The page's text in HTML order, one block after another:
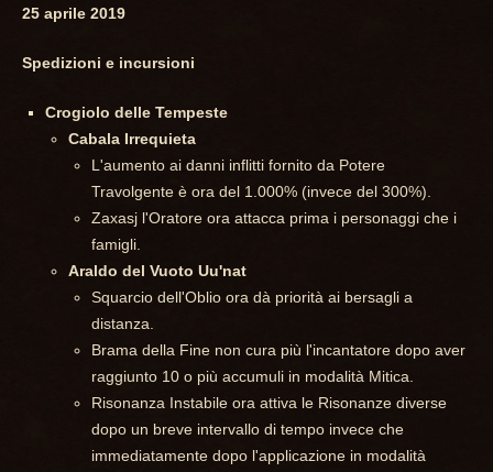
25 aprile 2019
Spedizioni e incursioni
Crogiolo delle Tempeste
Cabala Irrequieta
L'aumento ai danni inflitti fornito da Potere
Travolgente è ora del 1.000% (invece del 300%).
Zaxasj l'Oratore ora attacca prima i personaggi che i
famigli.
Araldo del Vuoto Uu'nat
Squarcio dell'Oblio ora dà priorità ai bersagli a
distanza.
Brama della Fine non cura più l'incantatore dopo aver
raggiunto 10 o più accumuli in modalità Mitica.
Risonanza Instabile ora attiva le Risonanze diverse
dopo un breve intervallo di tempo invece che
immediatamente dopo l'applicazione in modalità